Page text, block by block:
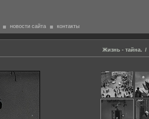
новости сайта контакты
Жизнь - тайна. /